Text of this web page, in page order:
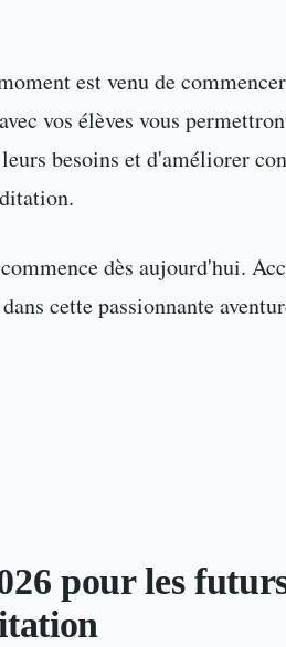
est venu de
vos élèves vous
besoins et d'améliorer
dès aujourd'hui.
cette passionnante
pour les